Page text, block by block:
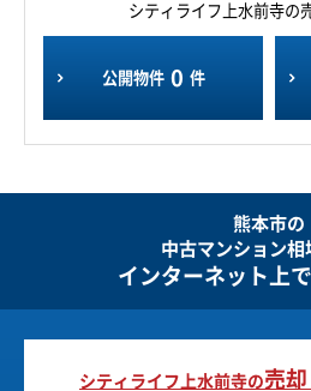
シティライフ上水前寺の
公開物件 0 件
熊本市の
中古マンション相
インターネット上
シティライフ上水前寺の売